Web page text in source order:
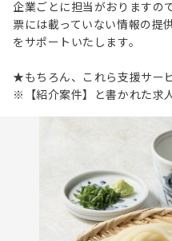
企業ごとに担当がおりますの
票には載っていない情報の提
をサポートいたします。
★もちろん、これら支援サー
※【紹介案件】と書かれた求